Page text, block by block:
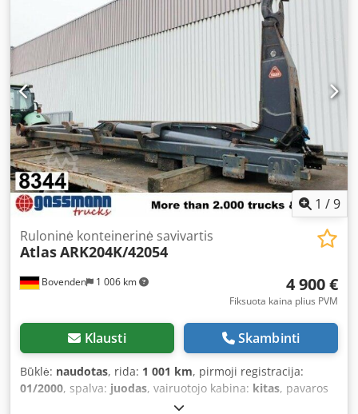
1 /9
Bovenden 1 006 km
Ruloninė konteinerinė savivartis
AtlasARK204K/42054
4 900 €
Fiksuota kaina plius PVM
Klausti Skambinti
Būklė: naudotas, rida: 1 001 km, pirmoji registracija:
01/2000, spalva: juodas, vairuotojo kabina: kitas, pavaros
, Gamybos metai:2000